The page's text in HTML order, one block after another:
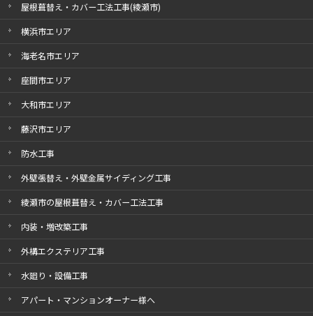
屋根葺替え・カバー工法工事(綾瀬市)
横浜市エリア
海老名市エリア
座間市エリア
大和市エリア
藤沢市エリア
防水工事
外壁張替え・外壁金属サイディング工事
綾瀬市の屋根葺替え・カバー工法工事
内装・増改築工事
外構エクステリア工事
水廻り・設備工事
アパート・マンションオーナー様へ